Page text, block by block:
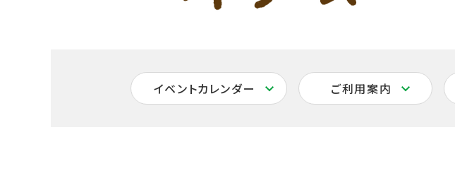
イベントカレンダー ご利用案内